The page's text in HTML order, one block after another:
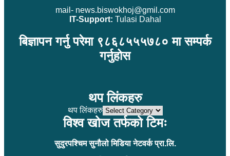
mail- news.biswokhoj@gmil.com
IT-Support: Tulasi Dahal
बिज्ञापन गर्नु परेमा ९८६८५५५७८० मा सम्पर्क
गर्नुहोस
थप लिंकहरु
थप लिंकहरु
विश्व खोज तर्फको टिमः
सुदुरपश्चिम सुनौलो मिडिया नेटवर्क प्रा.लि.